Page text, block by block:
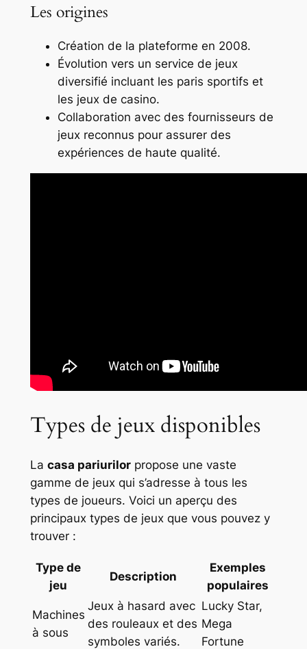
Les origines
Création de la plateforme en 2008.
Évolution vers un service de jeux
diversifié incluant les paris sportifs et
les jeux de casino.
Collaboration avec des fournisseurs de
jeux reconnus pour assurer des
expériences de haute qualité.
Types de jeux disponibles
La casa pariurilorpropose une vaste
gamme de jeux qui s’adresse à tous les
types de joueurs. Voici un aperçu des
principaux types de jeux que vous pouvez y
trouver :
Type de
jeu
Description
Exemples
populaires
Machines
à sous
Jeux à hasard avec
des rouleaux et des
symboles variés.
Lucky Star,
Mega
Fortune